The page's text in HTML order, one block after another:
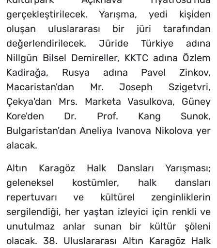
gerçekleştirilecek. Yarışma, yedi kişiden
oluşan uluslararası bir jüri tarafından
değerlendirilecek. Jüride Türkiye adına
Nillgün Bilsel Demireller, KKTC adına Özlem
Kadirağa, Rusya adına Pavel Zinkov,
Macaristan'dan Mr. Joseph Szigetvri,
Çekya'dan Mrs. Marketa Vasulkova, Güney
Kore'den Dr. Prof. Kang Sunok,
Bulgaristan'dan Aneliya Ivanova Nikolova yer
alacak.
Altın Karagöz Halk Dansları Yarışması;
geleneksel kostümler, halk dansları
repertuvarı ve kültürel zenginliklerin
sergilendiği, her yaştan izleyici için renkli ve
unutulmaz anlar sunan bir kültür şöleni
olacak. 38. Uluslararası Altın Karagöz Halk